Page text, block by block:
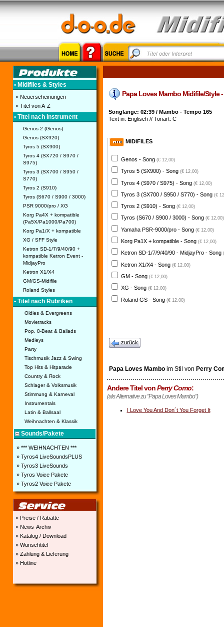
• Midifiles & Styles
» Neuerscheinungen
» Titel von A-Z
• Titel nach Instrument
Genos 2 (Genos)
Genos (SX920)
Tyros 5 (SX900)
Tyros 4 (SX720 / S970 /
S975)
Tyros 3 (SX700 / S950 /
S770)
Tyros 2 (S910)
Tyros (S670 / S900 / 3000)
PSR 9000/pro / XG
Korg Pa4X + kompatible
(Pa5X/Pa1000/Pa700)
Korg Pa1/X + kompatible
XG / SFF Style
Ketron SD-1/7/9/40/90 +
kompatible Ketron Event -
MidjayPro
Ketron X1/X4
GM/GS-Midifile
Roland Styles
• Titel nach Rubriken
Oldies & Evergreens
Movietracks
Pop, 8-Beat & Ballads
Medleys
Party
Tischmusik Jazz & Swing
Top Hits & Hitparade
Country & Rock
Schlager & Volksmusik
Stimmung & Karneval
Instrumentals
Latin & Ballsaal
Weihnachten & Klassik
Sounds/Pakete
» *** WEIHNACHTEN ***
» Tyros4 LiveSoundsPLUS
» Tyros3 LiveSounds
» Tyros Voice Pakete
» Tyros2 Voice Pakete
» Preise / Rabatte
» News-Archiv
» Katalog / Download
» Wunschtitel
» Zahlung & Lieferung
» Hotline
Papa Loves Mambo Midifile/Style
Songlänge: 02:39 / Mambo - Tempo 165
Text in: Englisch // Tonart: C
MIDIFILES
Genos - Song (€ 12,00)
Tyros 5 (SX900) - Song (€ 12,00)
Tyros 4 (S970 / S975) - Song (€ 12,00)
Tyros 3 (SX700 / S950 / S770) - Song (€
Tyros 2 (S910) - Song (€ 12,00)
Tyros (S670 / S900 / 3000) - Song (€ 12,00)
Yamaha PSR-9000/pro - Song (€ 12,00)
Korg Pa1X + kompatible - Song (€ 12,00)
Ketron SD-1/7/9/40/90 - MidjayPro - Song
Ketron X1/X4 - Song (€ 12,00)
GM - Song (€ 12,00)
XG - Song (€ 12,00)
Roland GS - Song (€ 12,00)
zurück
Papa Loves Mamboim Stil von Perry
Andere Titel vonPerry Como:
(als Alternative zu "Papa Loves Mambo")
I Love You And Don´t You Forget It